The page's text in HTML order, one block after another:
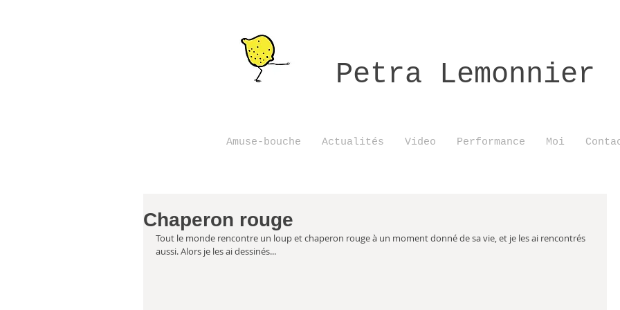
Petra Lemonnier
Amuse-bouche Actualités Video Performance Moi
Chaperon rouge
Tout le monde rencontre un loup et chaperon rouge à un moment donné de sa vie, et je les ai rencontrés
aussi. Alors je les ai dessinés...